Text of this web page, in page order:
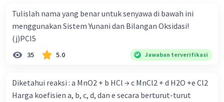
Tulislah nama yang benar untuk senyawa di bawah ini
menggunakan Sistem Yunani dan Bilangan Oksidasi!
(j)PCI5
35 5.0 Jawaban terverifikasi
Diketahui reaksi : a MnO2 + b HCl → c MnCl2 + d H2O +e Cl2
Harga koefisien a, b, c, d, dan e secara berturut-turut